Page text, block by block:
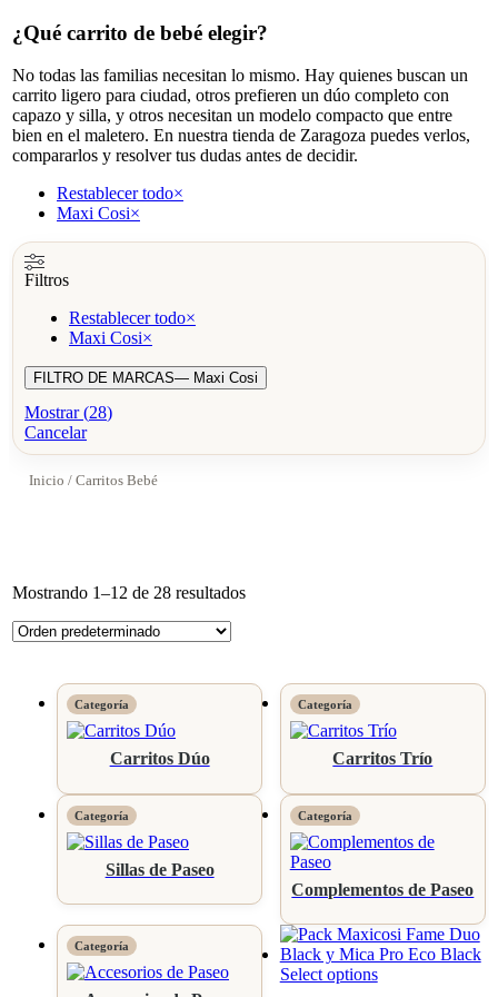
¿Qué carrito de bebé elegir?
No todas las familias necesitan lo mismo. Hay quienes buscan un
carrito ligero para ciudad, otros prefieren un dúo completo con
capazo y silla, y otros necesitan un modelo compacto que entre
bien en el maletero. En nuestra tienda de Zaragoza puedes verlos,
compararlos y resolver tus dudas antes de decidir.
Restablecer todo×
Maxi Cosi×
Filtros
Restablecer todo×
Maxi Cosi×
FILTRO DE MARCAS— Maxi Cosi
Mostrar(28)
Cancelar
Inicio / Carritos Bebé
Mostrando 1–12 de 28 resultados
Carritos Dúo Carritos Trío
Sillas de Paseo
Complementos de Paseo
Select options